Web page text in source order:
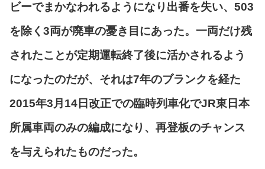
ビーでまかなわれるようになり出番を失い、503
を除く3両が廃車の憂き目にあった。一両だけ残
されたことが定期運転終了後に活かされるよう
になったのだが、それは7年のブランクを経た
2015年3月14日改正での臨時列車化でJR東日本
所属車両のみの編成になり、再登板のチャンス
を与えられたものだった。